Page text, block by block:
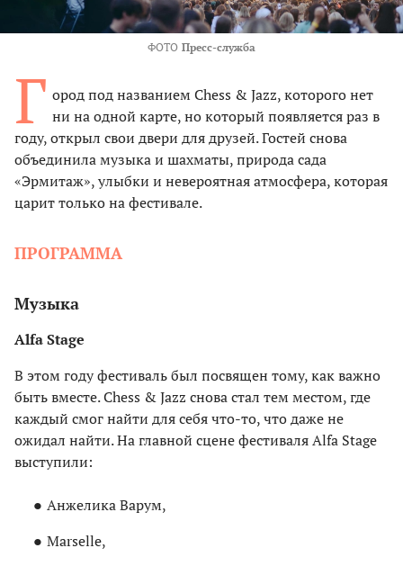
ФОТО Пресс-служба
Г ород под названием Chess & Jazz, которого нет
ни на одной карте, но который появляется раз в
году, открыл свои двери для друзей. Гостей снова
объединила музыка и шахматы, природа сада
«Эрмитаж», улыбки и невероятная атмосфера, которая
царит только на фестивале.
ПРОГРАММА
Музыка
Alfa Stage
В этом году фестиваль был посвящен тому, как важно
быть вместе. Chess & Jazz снова стал тем местом, где
каждый смог найти для себя что-то, что даже не
ожидал найти. На главной сцене фестиваля Alfa Stage
выступили:
Анжелика Варум,
Marselle,